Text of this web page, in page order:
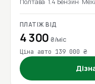
Полтава 1.4 Бензин
ПЛАТІЖ ВІД
4 300₴/міс
Ціна авто 139 000 ₴